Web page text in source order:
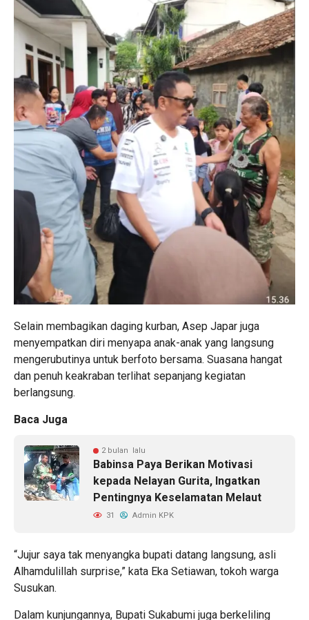
Selain membagikan daging kurban, Asep Japar juga
menyempatkan diri menyapa anak-anak yang langsung
mengerubutinya untuk berfoto bersama. Suasana hangat
dan penuh keakraban terlihat sepanjang kegiatan
berlangsung.
Baca Juga
2 bulan lalu
Babinsa Paya Berikan Motivasi
kepada Nelayan Gurita, Ingatkan
Pentingnya Keselamatan Melaut
31 Admin KPK
“Jujur saya tak menyangka bupati datang langsung, asli
Alhamdulillah surprise,” kata Eka Setiawan, tokoh warga
Susukan.
Dalam kunjungannya, Bupati Sukabumi juga berkeliling